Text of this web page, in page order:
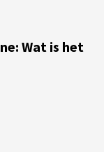
Wat is het